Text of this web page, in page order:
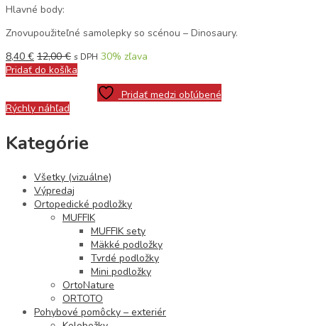
Hlavné body:
Znovupoužiteľné samolepky so scénou – Dinosaury.
8,40 € 12,00€ s DPH 30% zľava
Pridať do košíka
Pridať medzi obľúbené
Rýchly náhľad
Kategórie
Všetky (vizuálne)
Výpredaj
Ortopedické podložky
MUFFIK
MUFFIK sety
Mäkké podložky
Tvrdé podložky
Mini podložky
OrtoNature
ORTOTO
Pohybové pomôcky – exteriér